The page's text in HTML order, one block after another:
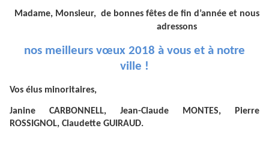
Madame, Monsieur, de bonnes fêtes de fin d’année et nous
adressons
nos meilleurs vœux 2018 à vous et à notre
ville !
Vos élus minoritaires,
Janine CARBONNELL, Jean-Claude MONTES, Pierre
ROSSIGNOL, Claudette GUIRAUD.